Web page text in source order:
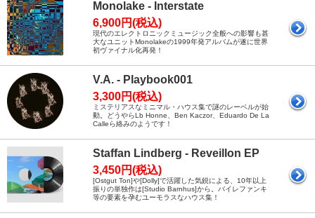
Monolake - Interstate
6,900円(税込)
現代のエレクトロニックミュージック全般への影響も甚
大なユニットMonolakeの1999年発アルバムが遂に世界
初ヴァイナル化再発！
V.A. - Playbook001
3,300円(税込)
ミステリアスなミニマル・ハウス集で謎のレーベルが始
動。どうやらLb Honne、Ben Kaczor、Eduardo De La
Calleら絡みのようです！
Staffan Lindberg - Reveillon EP
3,450円(税込)
[Ostgut Ton]や[Dolly]で活躍した気鋭による、10年以上
振りの単独作は[Studio Barnhus]から。バイレファンキ
等の要素を孕むユーモラスなハウス集！